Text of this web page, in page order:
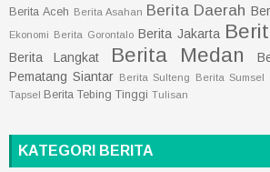
Berita Aceh Berita Asahan Berita Daerah
Ekonomi Berita Gorontalo Berita Jakarta
Berita Langkat Berita Medan
Pematang Siantar Berita Sulteng Berita Sumsel
Tapsel Berita Tebing Tinggi Tulisan
KATEGORI BERITA